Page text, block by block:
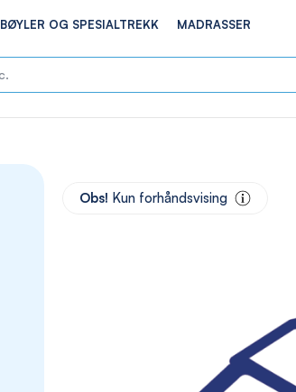
BØYLER OG SPESIALTREKK MADRASSER
Obs! Kun forhåndsvising